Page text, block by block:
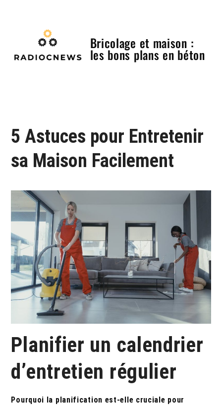
Bricolage et maison :
les bons plans en béton
5 Astuces pour Entretenir
sa Maison Facilement
Planifier un calendrier
d’entretien régulier
Pourquoi la planification est-elle cruciale pour